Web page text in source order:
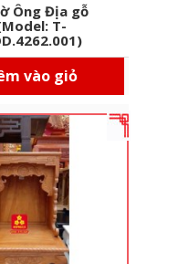
Ông Địa gỗ
T-
vào giỏ